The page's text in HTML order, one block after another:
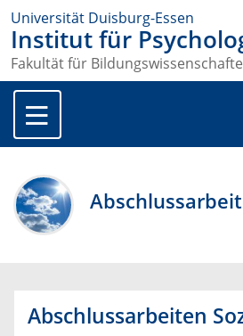
Universität Duisburg-Essen
Institut für
Fakultät für
Abschlussarbeiten